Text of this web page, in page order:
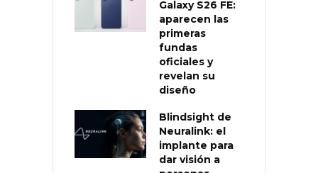
Galaxy S26 FE:
aparecen las
primeras
fundas
oficiales y
revelan su
diseño
Blindsight de
Neuralink: el
implante para
dar visión a